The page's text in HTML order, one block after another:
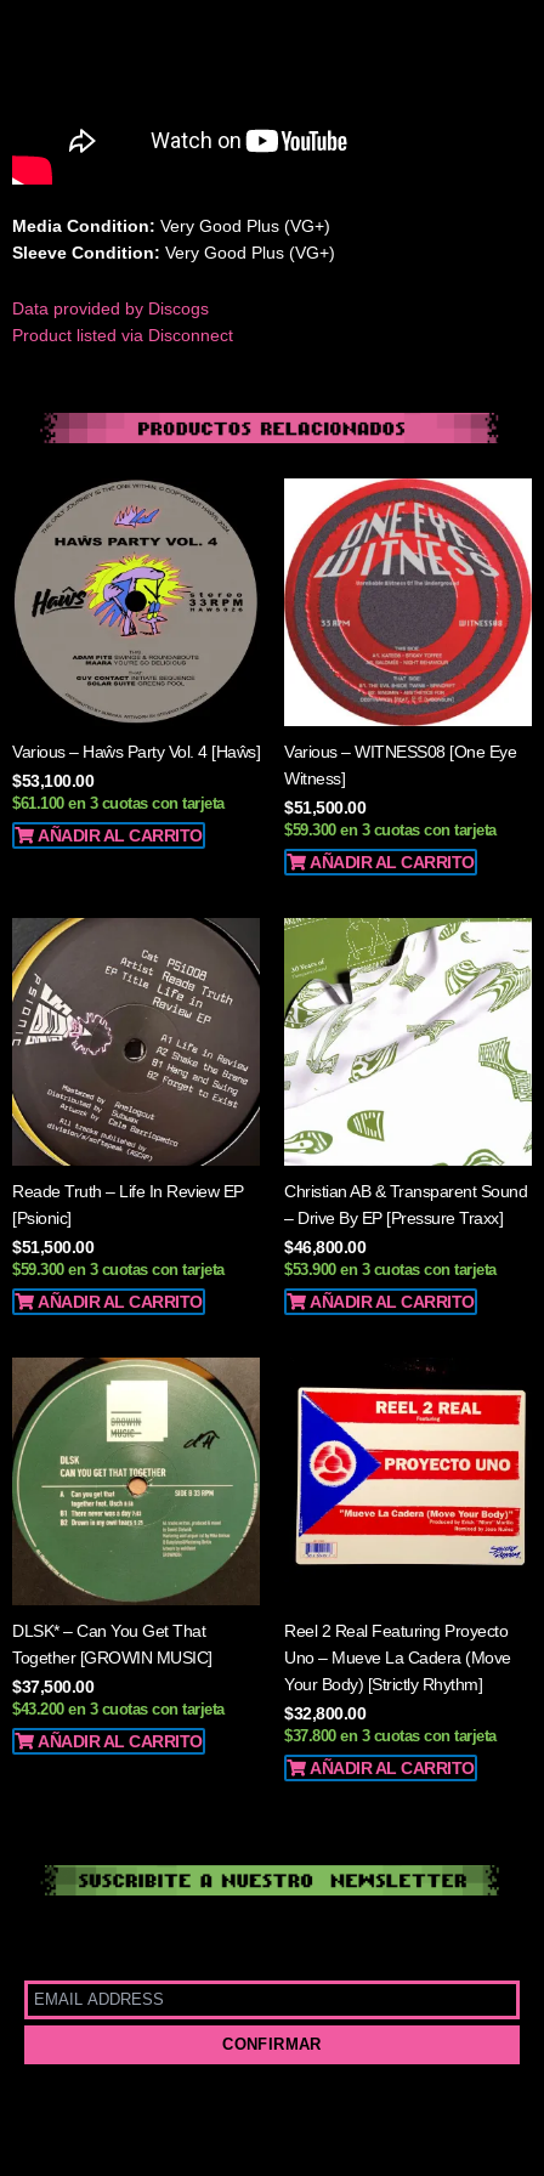
Media Condition: Very Good Plus (VG+)
Sleeve Condition: Very Good Plus (VG+)
Data provided by Discogs
Product listed via Disconnect
Various – Haŵs Party Vol. 4 [Haŵs]
$53,100.00
$61.100 en 3 cuotas con tarjeta
AÑADIR AL CARRITO
Various – WITNESS08 [One Eye
Witness]
$51,500.00
$59.300 en 3 cuotas con tarjeta
AÑADIR AL CARRITO
Reade Truth – Life In Review EP
[Psionic]
$51,500.00
$59.300 en 3 cuotas con tarjeta
AÑADIR AL CARRITO
Christian AB & Transparent Sound
– Drive By EP [Pressure Traxx]
$46,800.00
$53.900 en 3 cuotas con tarjeta
AÑADIR AL CARRITO
DLSK* – Can You Get That
Together [GROWIN MUSIC]
$37,500.00
$43.200 en 3 cuotas con tarjeta
AÑADIR AL CARRITO
Reel 2 Real Featuring Proyecto
Uno – Mueve La Cadera (Move
Your Body) [Strictly Rhythm]
$32,800.00
$37.800 en 3 cuotas con tarjeta
AÑADIR AL CARRITO